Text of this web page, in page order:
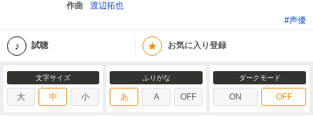
作曲
渡辺拓也
#声優
試聴 ★ お気に入り登録
文字サイズ
大 中 小
ふりがな
あ A OFF
ダークモード
ON OFF